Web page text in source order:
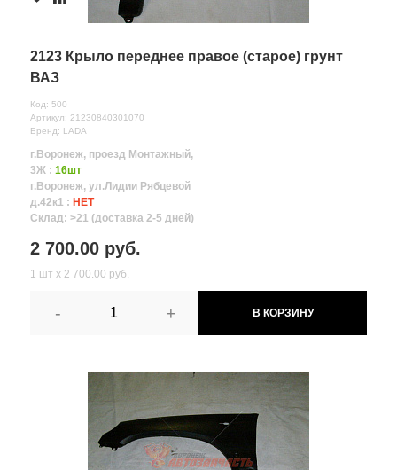
2123 Крыло переднее правое (старое) грунт
ВАЗ
Код: 500
Артикул: 21230840301070
Бренд: LADA
г.Воронеж, проезд Монтажный,
3Ж : 16шт
г.Воронеж, ул.Лидии Рябцевой
д.42к1 : НЕТ
Склад: >21 (доставка 2-5 дней)
2 700.00 руб.
1 шт х 2 700.00 руб.
- + В КОРЗИНУ